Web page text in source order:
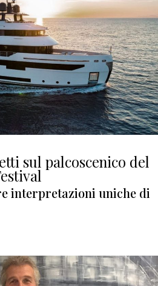
sul palcoscenico del
interpretazioni uniche di